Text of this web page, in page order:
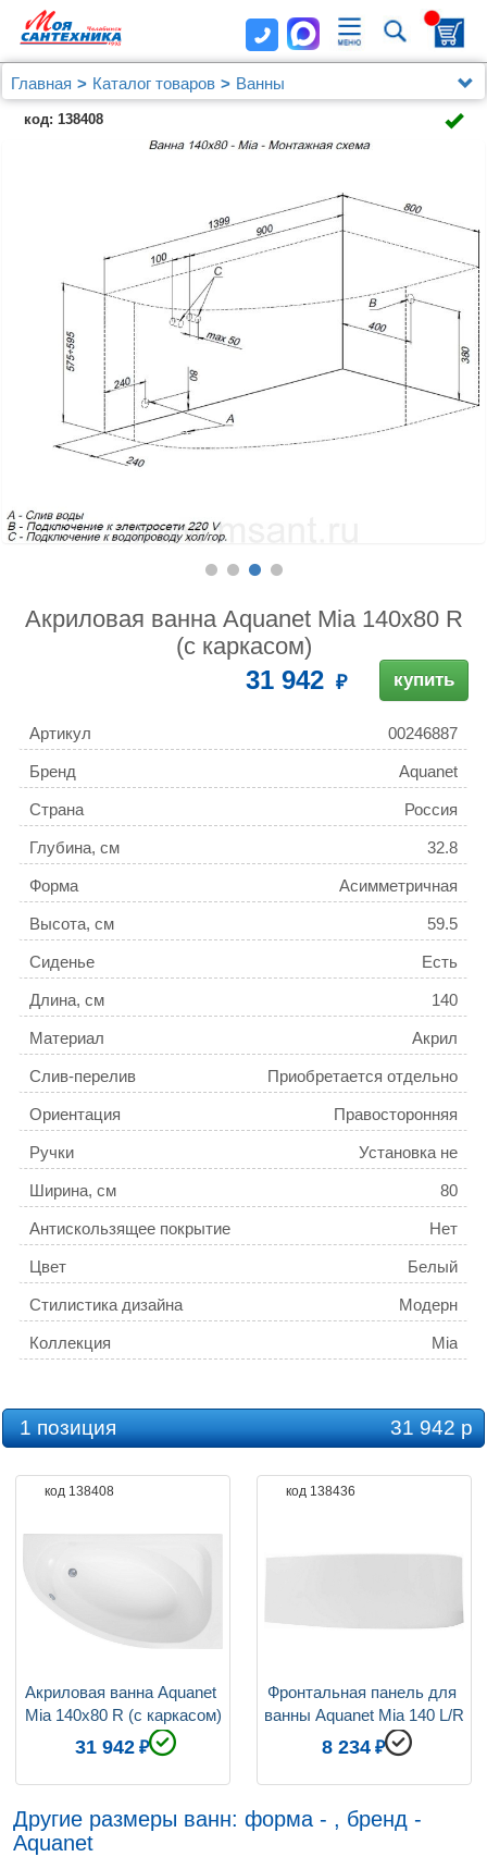
Главная Каталог товаров
Ванны
Акриловая ванна Aquanet Mia 140x80 R (с каркасом)
код: 138408
Акриловая ванна Aquanet Mia 140x80 R
(с каркасом)
31 942 купить
Артикул 00246887
Бренд Aquanet
Страна Россия
Глубина, см 32.8
Форма Асимметричная
Высота, см 59.5
Сиденье Есть
Длина, см 140
Материал Акрил
Слив-перелив Приобретается отдельно
Ориентация Правосторонняя
Ручки
Установка не
предусмотрена
Ширина, см
80
Антискользящее покрытие Нет
Цвет Белый
Стилистика дизайна Модерн
Коллекция Mia
Каркас
Есть в комплекте
Толщина листа, см
Объём, л
Расположение слива-перелива
Шторка
предусмотрена
Гарантия производителя
1 позиция 31 942 р
код 138408
Акриловая ванна Aquanet
Mia 140x80 R (с каркасом)
31 942
код 138436
Фронтальная панель для
ванны Aquanet Mia 140 L/R
8 234
Другие размеры ванн: форма - , бренд -
Aquanet